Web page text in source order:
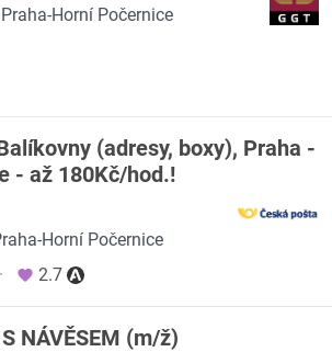
Horní Počernice
(adresy, boxy), Praha -
- až 180Kč/hod.!
Horní Počernice
· 2.7
NÁVĚSEM (m/ž)